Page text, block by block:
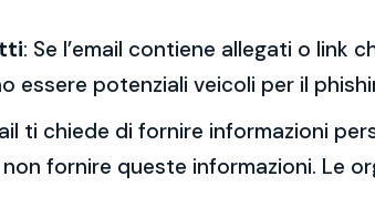
: Se l’email contiene allegati o link
essere potenziali veicoli per il
ti chiede di fornire informazioni
fornire queste informazioni. Le